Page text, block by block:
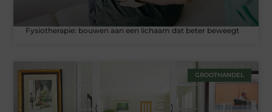
Fysiotherapie: bouwen aan een lichaam dat beter beweegt
GROOTHANDEL